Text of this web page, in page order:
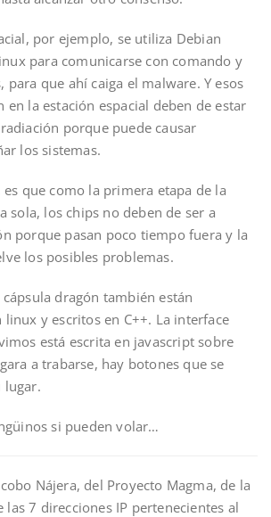
por ejemplo, se utiliza Debian
para comunicarse con comando y
que ahí caiga el malware. Y esos
en la estación espacial deben de estar
porque puede causar
los sistemas.
que como la primera etapa de la
sola, los chips no deben de ser a
porque pasan poco tiempo fuera y la
los posibles problemas.
dragón también están
y escritos en C++. La interface
está escrita en javascript sobre
a trabarse, hay botones que se
lugar.
si pueden volar…
Nájera, del Proyecto Magma, de la
las 7 direcciones IP pertenecientes al